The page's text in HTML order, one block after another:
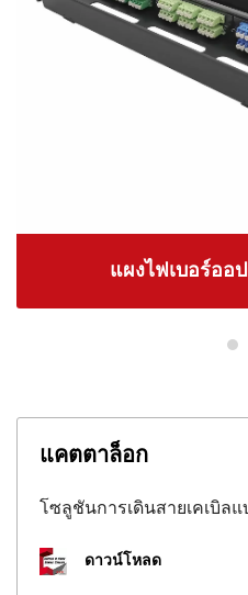
แผงไฟเบอร์ออ
แคตตาล็อก
โซลูชันการเดินสายเคเบิล
ดาวน์โหลด